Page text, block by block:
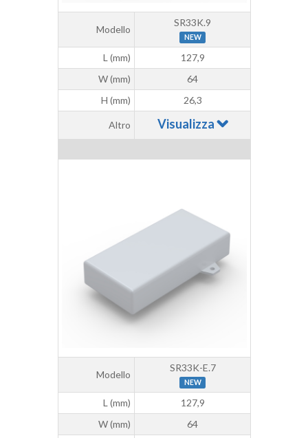
Modello
SR33K.9
NEW
L (mm)
127,9
W (mm)
64
H (mm)
26,3
Altro Visualizza
Modello
SR33K-E.7
NEW
L (mm)
127,9
W (mm)
64